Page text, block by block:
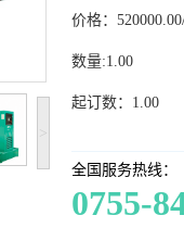
>
价格：
数量:1.00
起订数：1.00
全国服务热线：
0755-